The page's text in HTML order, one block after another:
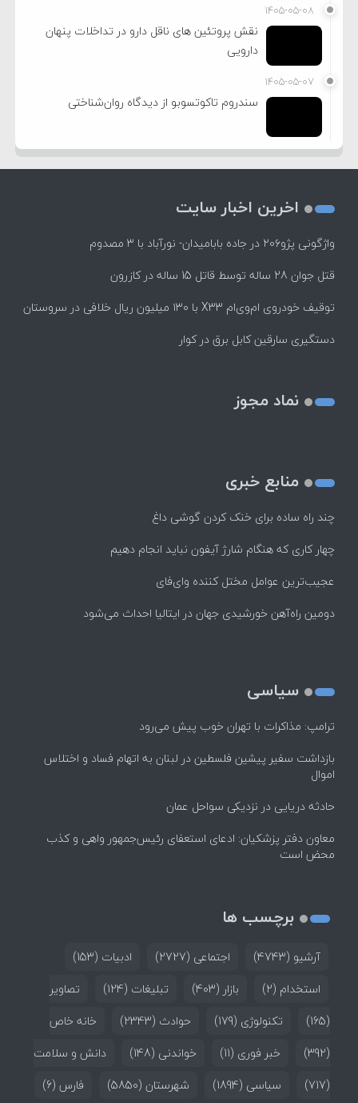
۱۴۰۵-۰۵-۰۸
نقش پروتئین های ناقل دارو در تداخلات پنهان
دارویی
۱۴۰۵-۰۵-۰۷
سندروم تاکوتسوبو از دیدگاه روان‌شناختی
اخرین اخبار سایت
واژگونی پژو۲۰۶ در جاده بابامیدان- نورآباد با ۳ مصدوم
قتل جوان 28 ساله توسط قاتل 15 ساله در کازرون
توقیف خودروی ام‌وی‌ام X33 با ۱۳۰ میلیون ریال خلافی در سروستان
دستگیری سارقین کابل برق در کوار
نماد مجوز
منابع خبری
چند راه‌ ساده برای خنک کردن گوشی داغ
چهار کاری که هنگام شارژ آیفون نباید انجام دهیم
عجیب‌ترین عوامل مختل کننده وای‌فای
دومین راه‌آهن خورشیدی جهان در ایتالیا احداث می‌شود
سیاسی
ترامپ: مذاکرات با تهران خوب پیش می‌رود
بازداشت سفیر پیشین فلسطین در لبنان به اتهام فساد و اختلاس
اموال
حادثه دریایی در نزدیکی سواحل عمان
معاون دفتر پزشکیان: ادعای استعفای رئیس‌جمهور واهی و کذب
محض است
برچسب ها
آرشیو (4743) اجتماعی (2727) ادبیات (153)
استخدام (2) بازار (403) تبلیغات (124)
تصاویر
(165)
تکنولوژی (179) حوادث (2343)
خانه خاص
(392)
خبر فوری (11) خواندنی (148)
دانش و سلامت
(717)
سیاسی (1894) شهرستان (5850) فارس (6)